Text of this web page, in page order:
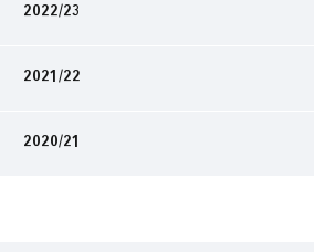
2022/23
2021/22
2020/21